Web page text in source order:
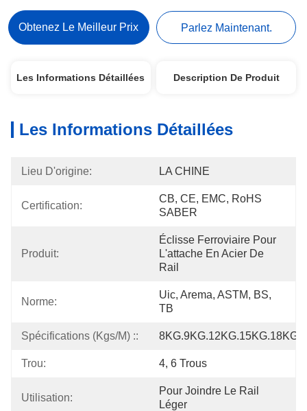
Obtenez Le Meilleur Prix Parlez Maintenant.
Les Informations Détaillées Description De Produit
Les Informations Détaillées
Lieu D'origine: LA CHINE
Certification:
CB, CE, EMC, RoHS
SABER
Produit:
Éclisse Ferroviaire Pour
L'attache En Acier De
Rail
Norme:
Uic, Arema, ASTM, BS,
TB
Spécifications (Kgs/M) ::
Trou: 4, 6 Trous
Utilisation:
Pour Joindre Le Rail
Léger